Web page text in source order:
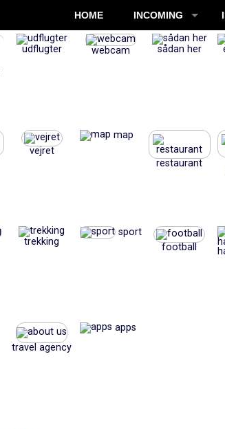
HOME INCOMING
udflugter webcam sådan her
vejret
map
restaurant
trekking
sport
football
travel agency
apps